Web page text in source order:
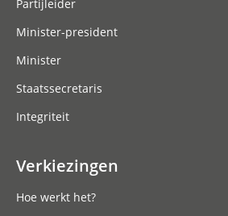
Partijleider
Minister-president
Minister
Staatssecretaris
Integriteit
Verkiezingen
Hoe werkt het?